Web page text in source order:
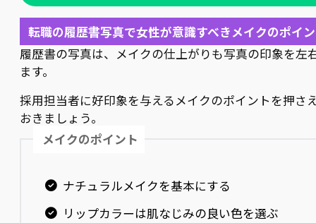
転職の履歴書写真で女性が意識すべきメイクのポイ
履歴書の写真は、メイクの仕上がりも写真の印象を左
ます。
採用担当者に好印象を与えるメイクのポイントを押さ
おきましょう。
メイクのポイント
ナチュラルメイクを基本にする
リップカラーは肌なじみの良い色を選ぶ